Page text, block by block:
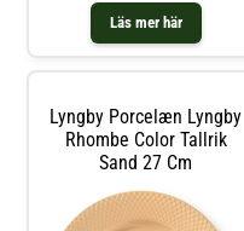
Läs mer här
1961. Detta ger varje dukning ett
enkelt, klassiskt uttryck som
tidlöst pryder bordet, både till
Lyngby Porcelæn Lyngby
Rhombe Color Tallrik
Sand 27 Cm